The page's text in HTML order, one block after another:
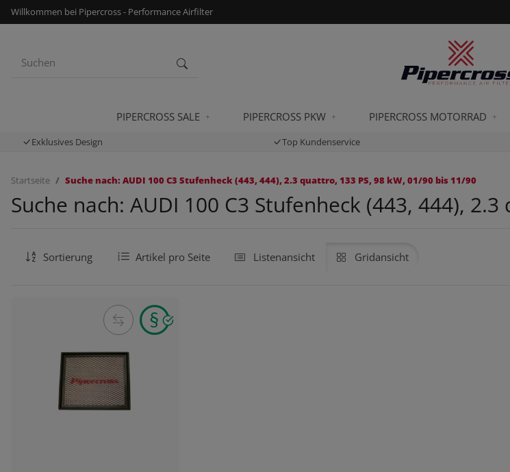
Willkommen bei Pipercross - Performance Airfilter
PIPERCROSS SALE PIPERCROSS PKW PIPERCROSS MOTORRAD
Exklusives Design Top Kundenservice
Startseite Suche nach: AUDI 100 C3 Stufenheck (443, 444), 2.3 quattro, 133 PS, 98 kW, 01/90 bis 11/90
Suche nach: AUDI 100 C3 Stufenheck (443, 444),
Sortierung Artikel pro Seite Listenansicht Gridansicht